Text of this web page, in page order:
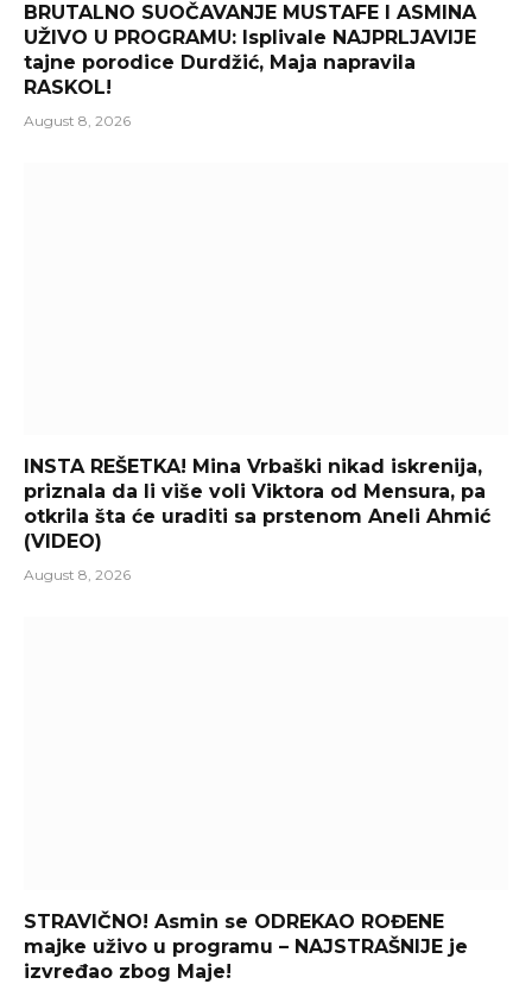
BRUTALNO SUOČAVANJE MUSTAFE I ASMINA
UŽIVO U PROGRAMU: Isplivale NAJPRLJAVIJE
tajne porodice Durdžić, Maja napravila
RASKOL!
August 8, 2026
INSTA REŠETKA! Mina Vrbaški nikad iskrenija,
priznala da li više voli Viktora od Mensura, pa
otkrila šta će uraditi sa prstenom Aneli Ahmić
(VIDEO)
August 8, 2026
STRAVIČNO! Asmin se ODREKAO ROĐENE
majke uživo u programu – NAJSTRAŠNIJE je
izvređao zbog Maje!